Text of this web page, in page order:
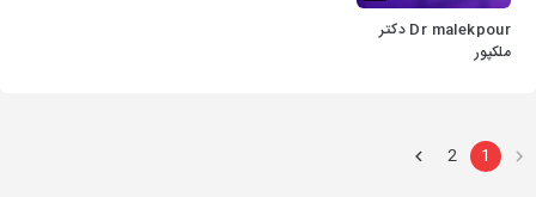
Dr malekpour دکتر
ملکپور
1
2